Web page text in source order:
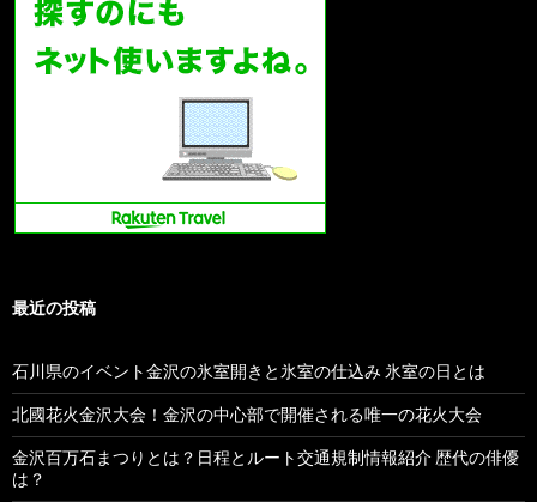
最近の投稿
石川県のイベント金沢の氷室開きと氷室の仕込み 氷室の日とは
北國花火金沢大会！金沢の中心部で開催される唯一の花火大会
金沢百万石まつりとは？日程とルート交通規制情報紹介 歴代の俳優
は？